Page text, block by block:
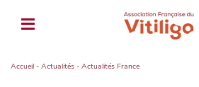
Accueil - Actualités - Actualités France